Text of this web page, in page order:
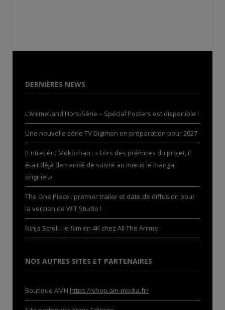
DERNIÈRES NEWS
L’AnimeLand Hors-Série – Spécial Posters est disponible !
Une nouvelle série TV Digimon en préparation pour 2027
[Entretien] Mokochan : « Lors des prémices du projet, il
était déjà demandé de suivre au mieux le manga
originel.»
The One Piece : premier trailer et date de diffusion pour
la version de WIT Studio !
Ninja Scroll : le film en 4K chez All The Anime
NOS AUTRES SITES ET PARTENAIRES
Boutique AMN https://shop.am-media.fr/